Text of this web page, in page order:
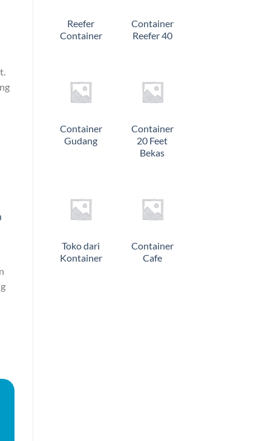
Reefer
Container
Container
Reefer 40
Container
Gudang
Container
20 Feet
Bekas
Toko dari
Kontainer
Container
Cafe